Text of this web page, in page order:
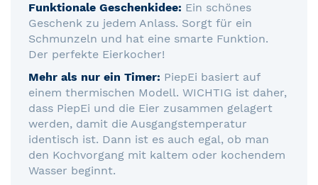
Funktionale Geschenkidee: Ein schönes
Geschenk zu jedem Anlass. Sorgt für ein
Schmunzeln und hat eine smarte Funktion.
Der perfekte Eierkocher!
Mehr als nur ein Timer: PiepEi basiert auf
einem thermischen Modell. WICHTIG ist daher,
dass PiepEi und die Eier zusammen gelagert
werden, damit die Ausgangstemperatur
identisch ist. Dann ist es auch egal, ob man
den Kochvorgang mit kaltem oder kochendem
Wasser beginnt.